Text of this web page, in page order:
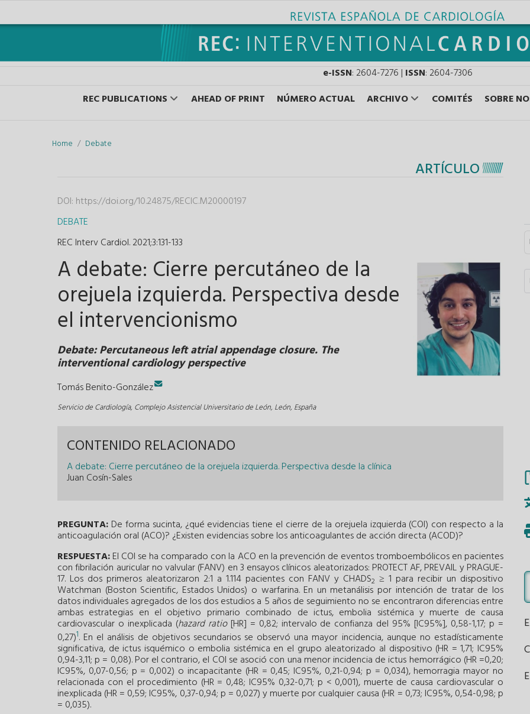
e-ISSN: 2604-7276 | ISSN: 2604-7306
REC PUBLICATIONS
AHEAD OF PRINT NÚMERO ACTUAL ARCHIVO COMITÉS SOBRE
Home Debate
ARTÍCULO
DOI: https://doi.org/10.24875/RECIC.M20000197
DEBATE
REC Interv Cardiol. 2021;3:131-133
A debate: Cierre percutáneo de la
orejuela izquierda. Perspectiva desde
el intervencionismo
Debate: Percutaneous left atrial appendage closure. The
interventional cardiology perspective
Tomás Benito-González
Servicio de Cardiología, Complejo Asistencial Universitario de León, León, España
CONTENIDO RELACIONADO
A debate: Cierre percutáneo de la orejuela izquierda. Perspectiva desde la clínica
Juan Cosín-Sales
PREGUNTA: De forma sucinta, ¿qué evidencias tiene el cierre de la orejuela izquierda (COI) con respecto a la
anticoagulación oral (ACO)? ¿Existen evidencias sobre los anticoagulantes de acción directa (ACOD)?
RESPUESTA:El COI se ha comparado con la ACO en la prevención de eventos tromboembólicos en pacientes
con fibrilación auricular no valvular (FANV) en 3 ensayos clínicos aleatorizados: PROTECT AF, PREVAIL y PRAGUE-
17. Los dos primeros aleatorizaron 2:1 a 1.114 pacientes con FANV y CHADS2 ≥ 1 para recibir un dispositivo
Watchman (Boston Scientific, Estados Unidos) o warfarina. En un metanálisis por intención de tratar de los
datos individuales agregados de los dos estudios a 5 años de seguimiento no se encontraron diferencias entre
ambas estrategias en el objetivo primario combinado de ictus, embolia sistémica y muerte de causa
cardiovascular o inexplicada (hazard ratio[HR] = 0,82; intervalo de confianza del 95% [IC95%], 0,58-1,17; p =
0,27)1. En el análisis de objetivos secundarios se observó una mayor incidencia, aunque no estadísticamente
significativa, de ictus isquémico o embolia sistémica en el grupo aleatorizado al dispositivo (HR = 1,71; IC95%
0,94-3,11; p = 0,08). Por el contrario, el COI se asoció con una menor incidencia de ictus hemorrágico (HR =0,20;
IC95%, 0,07-0,56; p = 0,002) o incapacitante (HR = 0,45; IC95%, 0,21-0,94; p = 0,034), hemorragia mayor no
relacionada con el procedimiento (HR = 0,48; IC95% 0,32-0,71; p < 0,001), muerte de causa cardiovascular o
inexplicada (HR = 0,59; IC95%, 0,37-0,94; p = 0,027) y muerte por cualquier causa (HR = 0,73; IC95%, 0,54-0,98; p
= 0,035).